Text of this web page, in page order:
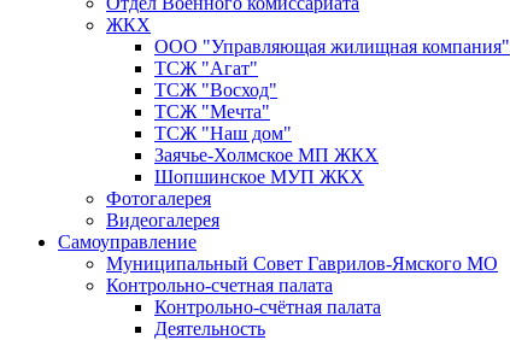
ЖКХ
ООО "Управляющая жилищная компания"
ТСЖ "Агат"
ТСЖ "Восход"
ТСЖ "Мечта"
ТСЖ "Наш дом"
Заячье-Холмское МП ЖКХ
Шопшинское МУП ЖКХ
Фотогалерея
Видеогалерея
Самоуправление
Муниципальный Совет Гаврилов-Ямского МО
Контрольно-счетная палата
Контрольно-счётная палата
Деятельность